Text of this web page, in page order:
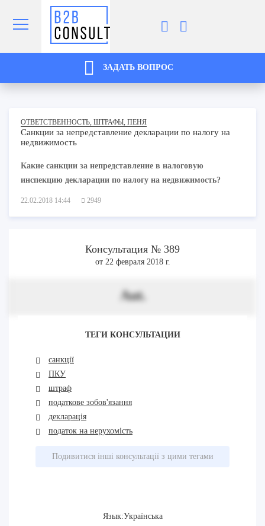
ЗАДАТЬ ВОПРОС
ОТВЕТСТВЕННОСТЬ, ШТРАФЫ, ПЕНЯ
Санкции за непредставление декларации по налогу на
недвижимость
Какие санкции за непредставление в налоговую
инспекцию декларации по налогу на недвижимость?
22.02.2018 14:44 2949
Консультация № 389
от 22 февраля 2018 г.
Aut.
ТЕГИ КОНСУЛЬТАЦИИ
санкції
ПКУ
штраф
податкове зобов'язання
декларація
податок на нерухомість
Подивитися інші консультації з цими тегами
Язык:Українська